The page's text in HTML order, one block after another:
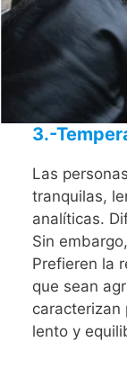
3.-
Las
tranquilas,
analíticas.
Sin
Prefieren la
que sean
caracterizan
lento y